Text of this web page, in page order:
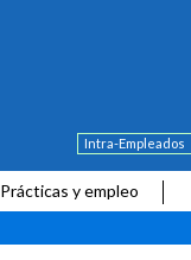
Intra-Empleados
Prácticas y empleo